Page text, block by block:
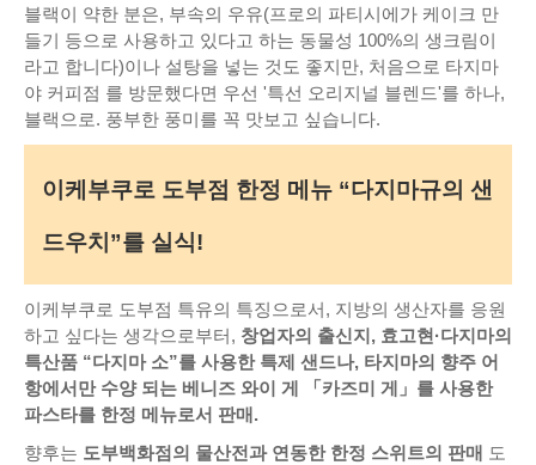
블랙이 약한 분은, 부속의 우유(프로의 파티시에가 케이크 만
들기 등으로 사용하고 있다고 하는 동물성 100%의 생크림이
라고 합니다)이나 설탕을 넣는 것도 좋지만, 처음으로 타지마
야 커피점 를 방문했다면 우선 '특선 오리지널 블렌드'를 하나,
블랙으로. 풍부한 풍미를 꼭 맛보고 싶습니다.
이케부쿠로 도부점 한정 메뉴 “다지마규의 샌
드우치”를 실식!
이케부쿠로 도부점 특유의 특징으로서, 지방의 생산자를 응원
하고 싶다는 생각으로부터, 창업자의 출신지, 효고현·다지마의
특산품 “다지마 소”를 사용한 특제 샌드나, 타지마의 향주 어
항에서만 수양 되는 베니즈 와이 게 「카즈미 게」를 사용한
파스타를 한정 메뉴로서 판매.
향후는 도부백화점의 물산전과 연동한 한정 스위트의 판매 도